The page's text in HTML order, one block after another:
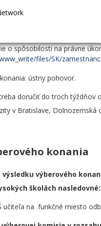
o iných pracovných
výkon práce
skutočnosti podľa § 74 ods. 5
o spôsobilosti na právne
files/SK/
ústny pohovor.
doručiť do troch týždňov
v Bratislave, Dolnozemská
konania
výberového
školách nasledovné:
učiteľa na funkčné miesto